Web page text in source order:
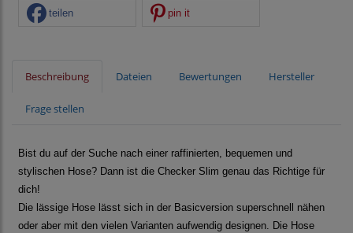
teilen pin it
Beschreibung Dateien Bewertungen Hersteller
Frage stellen
Bist du auf der Suche nach einer raffinierten, bequemen und
stylischen Hose? Dann ist die Checker Slim genau das Richtige für
dich!
Die lässige Hose lässt sich in der Basicversion superschnell nähen
oder aber mit den vielen Varianten aufwendig designen. Die Hose